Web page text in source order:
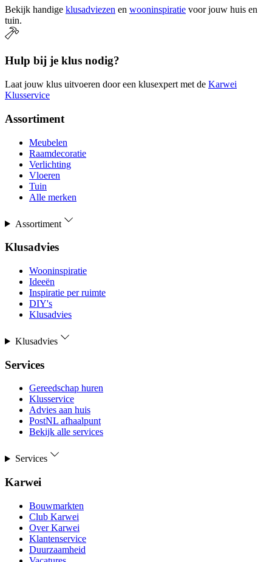
Bekijk handige klusadviezen en wooninspiratie voor jouw huis en
tuin.
Hulp bij je klus nodig?
Laat jouw klus uitvoeren door een klusexpert met de Karwei
Klusservice
Assortiment
Meubelen
Raamdecoratie
Verlichting
Vloeren
Tuin
Alle merken
Assortiment
Klusadvies
Wooninspiratie
Ideeën
Inspiratie per ruimte
DIY's
Klusadvies
Klusadvies
Services
Gereedschap huren
Klusservice
Advies aan huis
PostNL afhaalpunt
Bekijk alle services
Services
Karwei
Bouwmarkten
Club Karwei
Over Karwei
Klantenservice
Duurzaamheid